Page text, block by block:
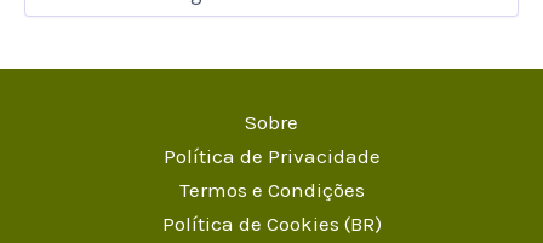
Sobre
Política de Privacidade
Termos e Condições
Política de Cookies (BR)